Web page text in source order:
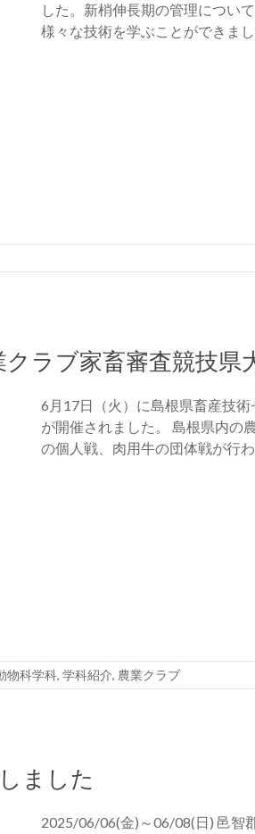
した。新梢伸長期の管理につい
様々な技術を学ぶことができま
クラブ家畜審査競技県
6月17日（火）に島根県畜産技
が開催されました。 島根県内の
の個人戦、肉用牛の団体戦が行わ
物科学科, 学科紹介, 農業クラブ
ました
2025/06/06(金)～06/08(日) 邑智